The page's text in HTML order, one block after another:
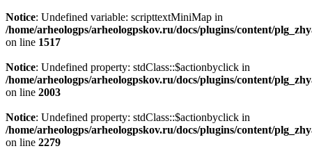
Notice: Undefined variable: scripttextMiniMap in
/home/arheologps/arheologpskov.ru/docs/plugins/content/
on line 1517
Notice: Undefined property: stdClass::$actionbyclick in
/home/arheologps/arheologpskov.ru/docs/plugins/content/
on line 2003
Notice: Undefined property: stdClass::$actionbyclick in
/home/arheologps/arheologpskov.ru/docs/plugins/content/
on line 2279